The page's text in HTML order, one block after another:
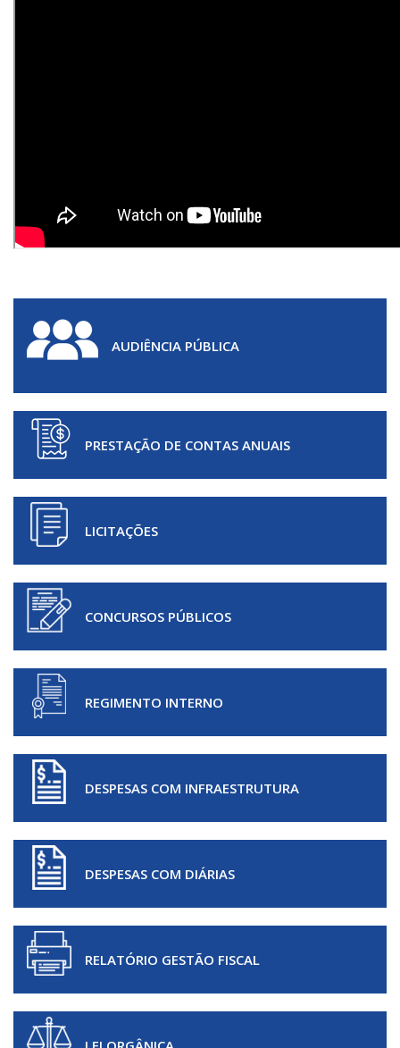
AUDIÊNCIA PÚBLICA
PRESTAÇÃO DE CONTAS ANUAIS
LICITAÇÕES
CONCURSOS PÚBLICOS
REGIMENTO INTERNO
DESPESAS COM INFRAESTRUTURA
DESPESAS COM DIÁRIAS
RELATÓRIO GESTÃO FISCAL